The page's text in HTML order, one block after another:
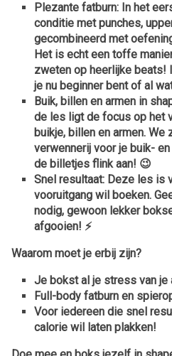
Plezante fatburn: In het
conditie met punches,
gecombineerd met
Het is echt een toffe
zweten op heerlijke beats!
je nu beginner bent of al
Buik, billen en armen in
de les ligt de focus op het
buikje, billen en armen.
verwennerij voor je buik-
de billetjes flink aan! 😉
Snel resultaat: Deze les is
vooruitgang wil boeken.
nodig, gewoon lekker
afgooien! ⚡️
Waarom moet je erbij zijn?
Je bokst al je stress van je
Full-body fatburn en
Voor iedereen die snel
calorie wil laten plakken!